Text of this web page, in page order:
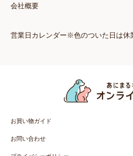
会社概要
営業日カレンダー※色のついた日は休
お買い物ガイド
お問い合わせ